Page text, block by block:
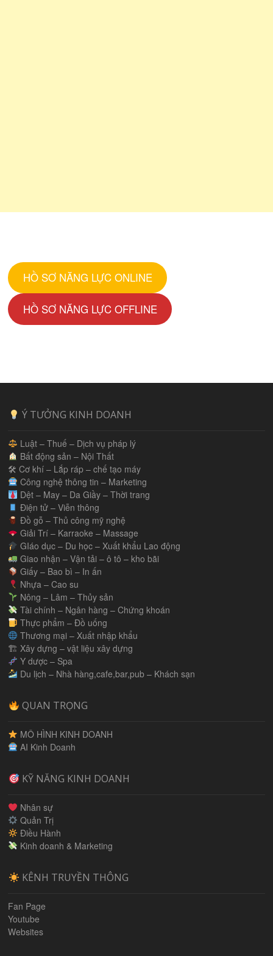
HỒ SƠ NĂNG LỰC ONLINE
HỒ SƠ NĂNG LỰC OFFLINE
Ý TƯỞNG KINH DOANH
Luật – Thuế – Dịch vụ pháp lý
Bất động sản – Nội Thất
🛠 Cơ khí – Lắp ráp – chế tạo máy
Công nghệ thông tin – Marketing
Dệt – May – Da Giầy – Thời trang
Điện tử – Viễn thông
Đồ gỗ – Thủ công mỹ nghệ
Giải Trí – Karraoke – Massage
GIáo dục – Du học – Xuất khẩu Lao động
Giao nhận – Vận tải – ô tô – kho bãi
Giấy – Bao bì – In ấn
Nhựa – Cao su
Nông – Lâm – Thủy sản
Tài chính – Ngân hàng – Chứng khoán
Thực phẩm – Đồ uống
Thương mại – Xuất nhập khẩu
🏗 Xây dựng – vật liệu xây dựng
Y dược – Spa
Du lịch – Nhà hàng,cafe,bar,pub – Khách sạn
QUAN TRỌNG
MÔ HÌNH KINH DOANH
AI Kinh Doanh
KỸ NĂNG KINH DOANH
Nhân sự
Quản Trị
Điều Hành
Kinh doanh & Marketing
KÊNH TRUYỀN THÔNG
Fan Page
Youtube
Websites